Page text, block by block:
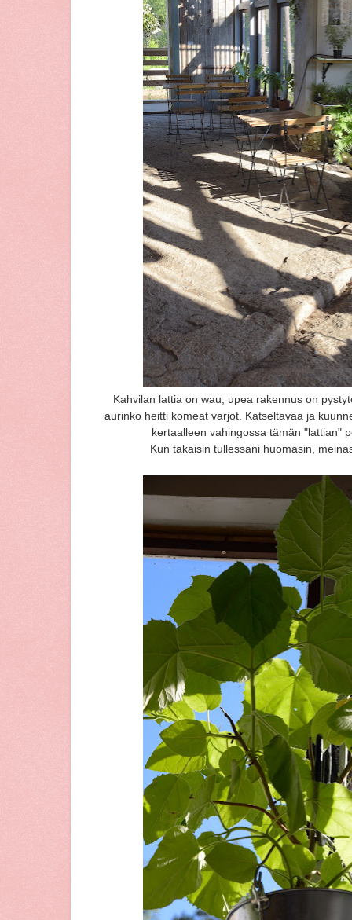
Kahvilan lattia on wau, upea rakennus on
aurinko heitti komeat varjot. Katseltavaa ja
kertaalleen vahingossa tämän "lattian"
Kun takaisin tullessani huomasin,